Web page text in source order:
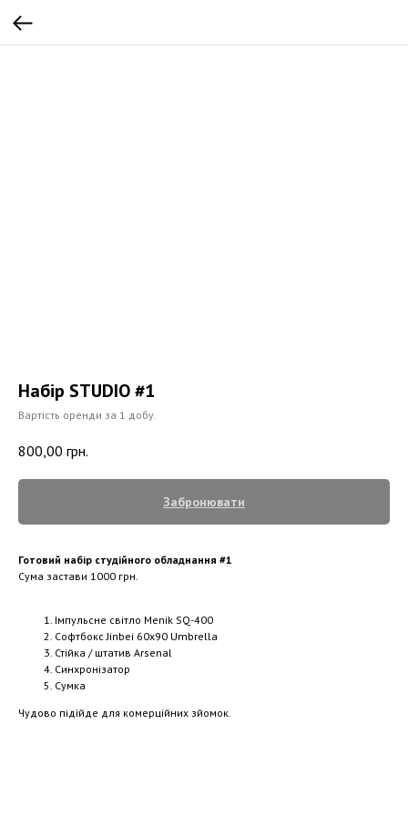
Набір STUDIO #1
Вартість оренди за 1 добу.
800,00 грн.
Забронювати
Готовий набір студійного обладнання #1
Сума застави 1000 грн.
Імпульсне світло Menik SQ-400
Софтбокс Jinbei 60х90 Umbrella
Стійка / штатив Arsenal
Синхронізатор
Сумка
Чудово підійде для комерційних зйомок.